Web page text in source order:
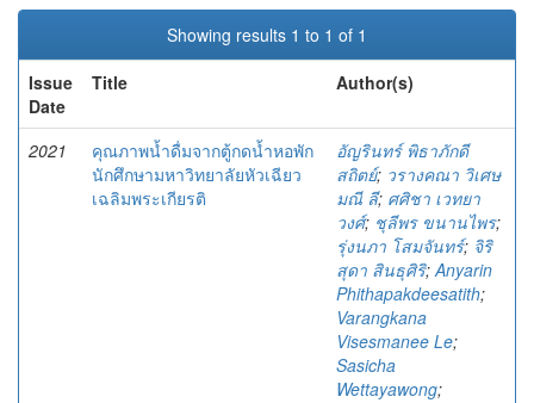
Showing results 1 to 1 of 1
Issue
Date
Title Author(s)
2021
คุณภาพน้ำดื่มจากตู้กดน้ำหอพัก
นักศึกษามหาวิทยาลัยหัวเฉียว
เฉลิมพระเกียรติ
อัญรินทร์ พิธาภักดี
สถิตย์; วรางคณา วิเศษ
มณี ลี; ศศิชา เวทยา
วงศ์; ชุลีพร ขนานไพร;
รุ่งนภา โสมจันทร์; จิริ
สุดา สินธุศิริ;Anyarin
Phithapakdeesatith;
Varangkana
Visesmanee Le;
Sasicha
Wettayawong;